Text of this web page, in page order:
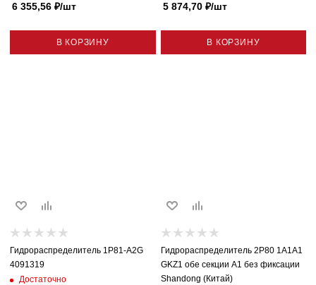
6 355,56 ₽/шт
В КОРЗИНУ
5 874,70₽/шт
В КОРЗИНУ
Гидрораспределитель 1P81-A2G
4091319
Достаточно
Гидрораспределитель 2P80 1A1A1
GKZ1 обе секции A1 без фиксации
Shandong (Китай)